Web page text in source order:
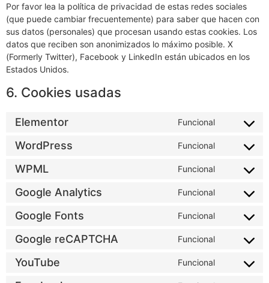
Por favor lea la política de privacidad de estas redes sociales
(que puede cambiar frecuentemente) para saber que hacen con
sus datos (personales) que procesan usando estas cookies. Los
datos que reciben son anonimizados lo máximo posible. X
(Formerly Twitter), Facebook y LinkedIn están ubicados en los
Estados Unidos.
6. Cookies usadas
Elementor Funcional
WordPress Funcional
WPML Funcional
Google Analytics Funcional
Google Fonts Funcional
Google reCAPTCHA Funcional
YouTube Funcional